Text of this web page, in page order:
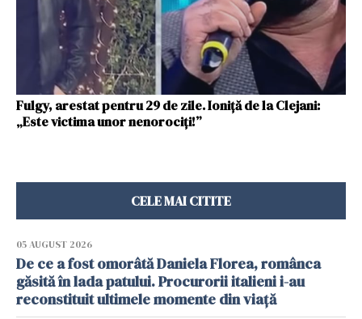
Fulgy, arestat pentru 29 de zile. Ioniță de la Clejani:
„Este victima unor nenorociți!”
CELE MAI CITITE
05 AUGUST 2026
De ce a fost omorâtă Daniela Florea, românca
găsită în lada patului. Procurorii italieni i-au
reconstituit ultimele momente din viață